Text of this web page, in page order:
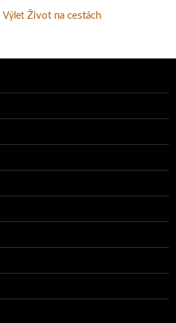
Výlet Život na cestách